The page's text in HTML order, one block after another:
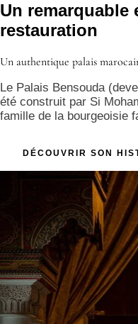
Un remarquable
restauration
Un authentique palais
Le Palais Bensouda
été construit par Si
famille de la bourgeoisie
DÉCOUVRIR SON